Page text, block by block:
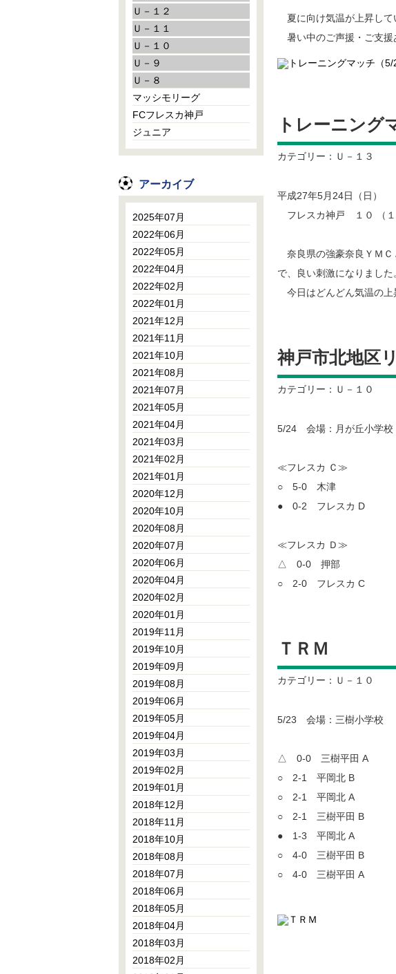
夏に向け気温が上昇して
暑い中のご声援・ご支援
トレーニング
カテゴリー：Ｕ－１３
平成27年5月24日（日）
フレスカ神戸 １０ （１
奈良県の強豪奈良ＹＭＣ
で、良い刺激になりまし
今日はどんどん気温の上
神戸市北地区
カテゴリー：Ｕ－１０
5/24 会場：月が丘小学校
≪フレスカ Ｃ≫
○ 5-0 木津
● 0-2 フレスカ D
≪フレスカ Ｄ≫
△ 0-0 押部
○ 2-0 フレスカ C
ＴＲＭ
カテゴリー：Ｕ－１０
5/23 会場：三樹小学校
△ 0-0 三樹平田 A
○ 2-1 平岡北 B
○ 2-1 平岡北 A
○ 2-1 三樹平田 B
● 1-3 平岡北 A
○ 4-0 三樹平田 B
○ 4-0 三樹平田 A
Ｕ－１２
Ｕ－１１
Ｕ－１０
Ｕ－９
Ｕ－８
マッシモリーグ
FCフレスカ神戸
ジュニア
アーカイブ
2025年07月
2022年06月
2022年05月
2022年04月
2022年02月
2022年01月
2021年12月
2021年11月
2021年10月
2021年08月
2021年07月
2021年05月
2021年04月
2021年03月
2021年02月
2021年01月
2020年12月
2020年10月
2020年08月
2020年07月
2020年06月
2020年04月
2020年02月
2020年01月
2019年11月
2019年10月
2019年09月
2019年08月
2019年06月
2019年05月
2019年04月
2019年03月
2019年02月
2019年01月
2018年12月
2018年11月
2018年10月
2018年08月
2018年07月
2018年06月
2018年05月
2018年04月
2018年03月
2018年02月